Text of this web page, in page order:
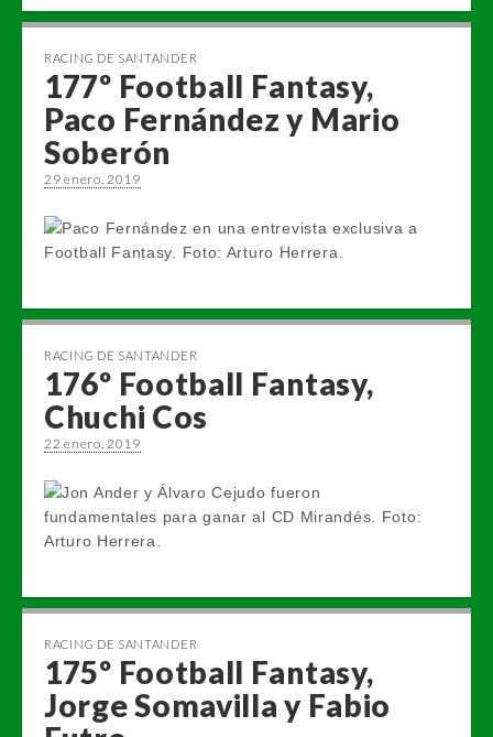
RACING DE SANTANDER
177º Football Fantasy,
Paco Fernández y Mario
Soberón
29 enero, 2019
RACING DE SANTANDER
176º Football Fantasy,
Chuchi Cos
22 enero, 2019
RACING DE SANTANDER
175º Football Fantasy,
Jorge Somavilla y Fabio